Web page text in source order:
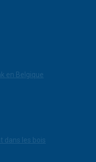
en Belgique
dans les bois